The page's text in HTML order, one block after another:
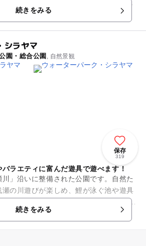
校・団体向けの環境学習、企業向け研
続きをみる
シラヤマ
園・総合公園 , 自然景観
保存
319
ラエティに富んだ遊具で遊べます！
」沿いに整備された公園です。自然た
の川遊びが楽しめ、鯉が泳ぐ池や遊具
出来る公園です。 遊具も通常の
続きをみる